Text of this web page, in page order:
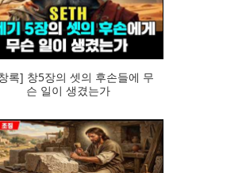
록] 창5장의 셋의 후손들에 무
슨 일이 생겼는가
81